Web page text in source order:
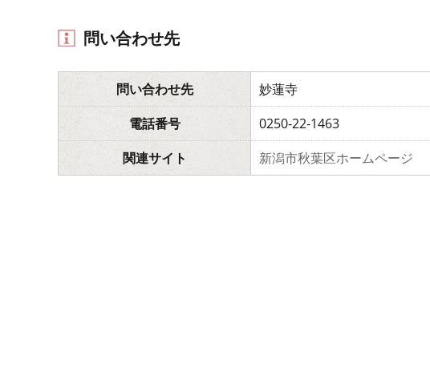
問い合わせ先
問い合わせ先
妙蓮寺
電話番号
0250-22-1463
関連サイト
新潟市秋葉区ホームページ